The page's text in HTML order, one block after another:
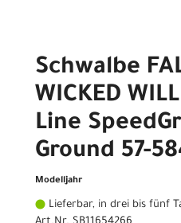
Schwalbe
WICKED
Line
Ground 57-
Modelljahr
Lieferbar, in drei bis fünf